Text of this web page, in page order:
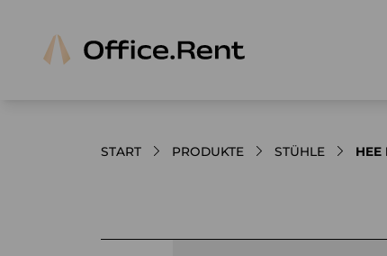
START PRODUKTE STÜHLE HEE